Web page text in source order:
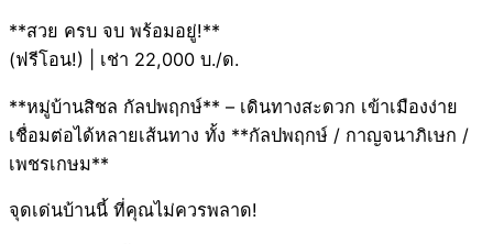
**สวย ครบ จบ พร้อมอยู่!**
(ฟรีโอน!) | เช่า 22,000 บ./ด.
**หมู่บ้านสิชล กัลปพฤกษ์** – เดินทางสะดวก เข้าเมืองง่าย
เชื่อมต่อได้หลายเส้นทาง ทั้ง **กัลปพฤกษ์ / กาญจนาภิเษก /
เพชรเกษม**
จุดเด่นบ้านนี้ ที่คุณไม่ควรพลาด!